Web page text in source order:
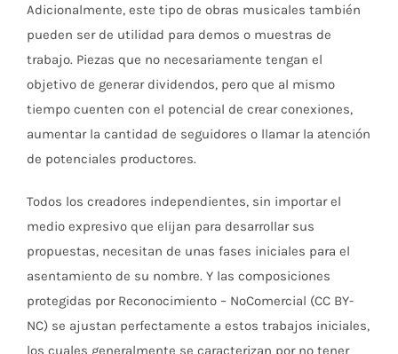
Adicionalmente, este tipo de obras musicales también
pueden ser de utilidad para demos o muestras de
trabajo. Piezas que no necesariamente tengan el
objetivo de generar dividendos, pero que al mismo
tiempo cuenten con el potencial de crear conexiones,
aumentar la cantidad de seguidores o llamar la atención
de potenciales productores.
Todos los creadores independientes, sin importar el
medio expresivo que elijan para desarrollar sus
propuestas, necesitan de unas fases iniciales para el
asentamiento de su nombre. Y las composiciones
protegidas por Reconocimiento – NoComercial (CC BY-
NC) se ajustan perfectamente a estos trabajos iniciales,
los cuales generalmente se caracterizan por no tener